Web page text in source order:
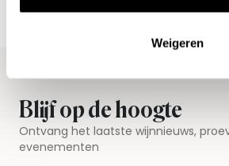
Weigeren
Iedere wijn per fles te
Blijf op de hoogte
Ontvang het laatste wijnnieuws,
evenementen